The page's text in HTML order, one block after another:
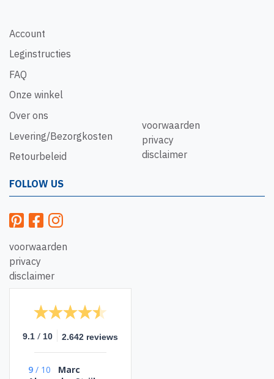
Account
Leginstructies
FAQ
Onze winkel
Over ons
Levering/Bezorgkosten
Retourbeleid
voorwaarden
privacy
disclaimer
FOLLOW US
voorwaarden
privacy
disclaimer
9.1 / 10 2.642 reviews
9 / 10
Marc